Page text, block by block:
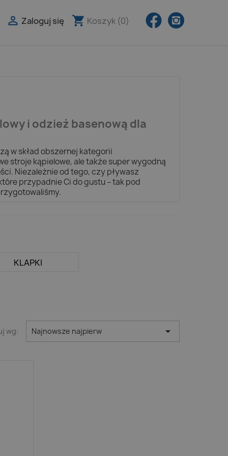
Facebook
shopping_cart Koszyk (0)
 Zaloguj się
i odzież basenową dla
w skład obszernej kategorii
stroje kąpielowe, ale także super wygodną
Niezależnie od tego, czy pływasz
przypadnie Ci do gustu – tak pod
KLAPKI
wg: Najnowsze najpierw 